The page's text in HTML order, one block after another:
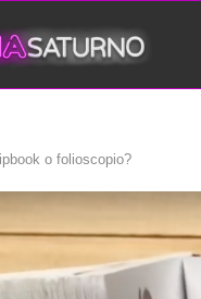
o folioscopio?